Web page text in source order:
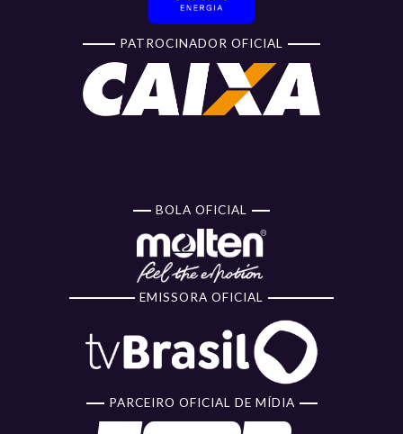
PATROCINADOR OFICIAL
BOLA OFICIAL
EMISSORA OFICIAL
PARCEIRO OFICIAL DE MÍDIA